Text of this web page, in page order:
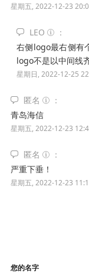
星期五, 2022-12-23
LEO
右侧logo最右侧有
logo不是以中间线
星期日, 2022-12-25
匿名
青岛海信
星期五, 2022-12-23
匿名
严重下垂！
星期五, 2022-12-23
您的名字